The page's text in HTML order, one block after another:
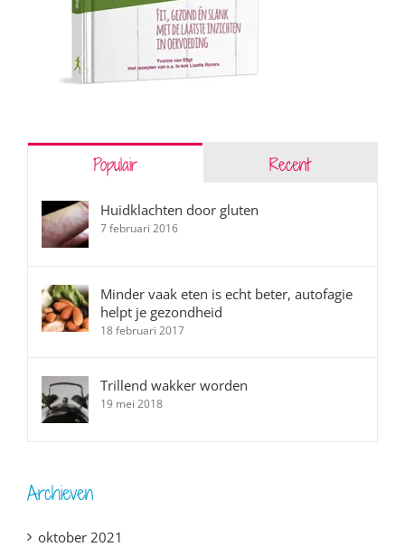
Populair Recent
Huidklachten door gluten
7 februari 2016
Minder vaak eten is echt beter, autofagie
helpt je gezondheid
18 februari 2017
Trillend wakker worden
19 mei 2018
Archieven
oktober 2021